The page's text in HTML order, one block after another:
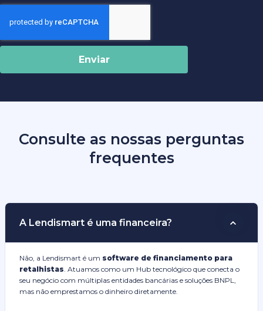
Enviar
Consulte as nossas perguntas
frequentes
A Lendismart é uma financeira?
Não, a Lendismart é um software de financiamento para
retalhistas. Atuamos como um Hub tecnológico que conecta o
seu negócio com múltiplas entidades bancárias e soluções BNPL,
mas não emprestamos o dinheiro diretamente.